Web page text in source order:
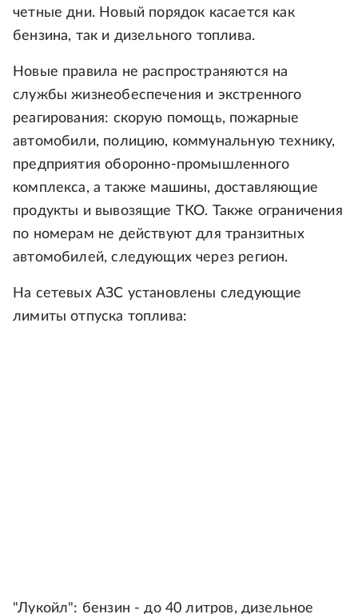
четные дни. Новый порядок касается как
бензина, так и дизельного топлива.
Новые правила не распространяются на
службы жизнеобеспечения и экстренного
реагирования: скорую помощь, пожарные
автомобили, полицию, коммунальную технику,
предприятия оборонно-промышленного
комплекса, а также машины, доставляющие
продукты и вывозящие ТКО. Также ограничения
по номерам не действуют для транзитных
автомобилей, следующих через регион.
На сетевых АЗС установлены следующие
лимиты отпуска топлива:
"Лукойл": бензин - до 40 литров, дизельное